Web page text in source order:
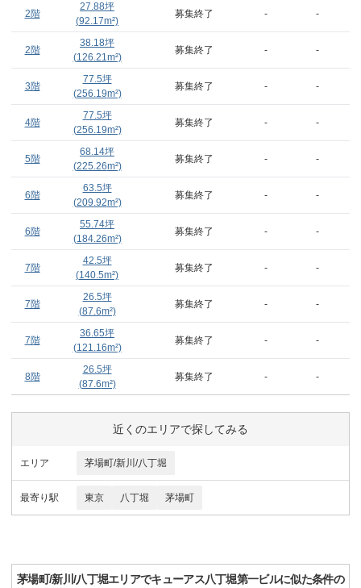
2階
27.88坪
(92.17m²)
募集終了 - -
2階
38.18坪
(126.21m²)
募集終了 - -
3階
77.5坪
(256.19m²)
募集終了 - -
4階
77.5坪
(256.19m²)
募集終了 - -
5階
68.14坪
(225.26m²)
募集終了 - -
6階
63.5坪
(209.92m²)
募集終了 - -
6階
55.74坪
(184.26m²)
募集終了 - -
7階
42.5坪
(140.5m²)
募集終了 - -
7階
26.5坪
(87.6m²)
募集終了 - -
7階
36.65坪
(121.16m²)
募集終了 - -
8階
26.5坪
(87.6m²)
募集終了 - -
近くのエリアで探してみる
エリア 茅場町/新川/八丁堀
最寄り駅 東京 八丁堀 茅場町
茅場町/新川/八丁堀エリアでキューアス八丁堀第一ビルに似た条件の